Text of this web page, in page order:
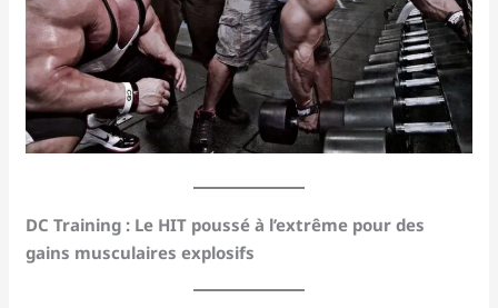
DC Training : Le HIT poussé à l’extrême pour des
gains musculaires explosifs